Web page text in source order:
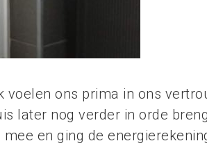
ons prima in ons
later nog verder in orde
en ging de